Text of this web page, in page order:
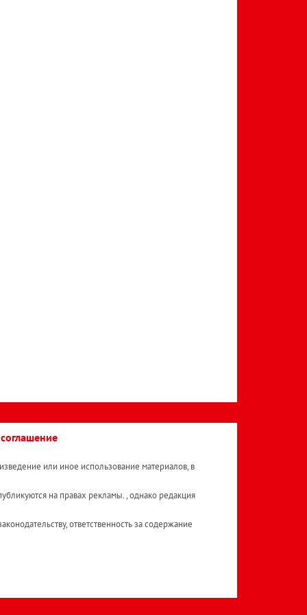
или иное использование материалов, в
на правах рекламы. , однако редакция
ответственность за содержание